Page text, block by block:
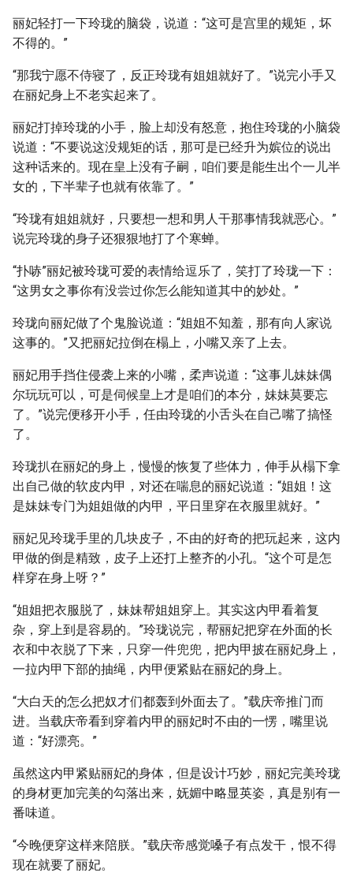
丽妃轻打一下玲珑的脑袋，说道：“这可是宫里的规矩，坏
不得的。”
“那我宁愿不侍寝了，反正玲珑有姐姐就好了。”说完小手又
在丽妃身上不老实起来了。
丽妃打掉玲珑的小手，脸上却没有怒意，抱住玲珑的小脑袋
说道：“不要说这没规矩的话，那可是已经升为嫔位的说出
这种话来的。现在皇上没有子嗣，咱们要是能生出个一儿半
女的，下半辈子也就有依靠了。”
“玲珑有姐姐就好，只要想一想和男人干那事情我就恶心。”
说完玲珑的身子还狠狠地打了个寒蝉。
“扑哧”丽妃被玲珑可爱的表情给逗乐了，笑打了玲珑一下：
“这男女之事你有没尝过你怎么能知道其中的妙处。”
玲珑向丽妃做了个鬼脸说道：“姐姐不知羞，那有向人家说
这事的。”又把丽妃拉倒在榻上，小嘴又亲了上去。
丽妃用手挡住侵袭上来的小嘴，柔声说道：“这事儿妹妹偶
尔玩玩可以，可是伺候皇上才是咱们的本分，妹妹莫要忘
了。”说完便移开小手，任由玲珑的小舌头在自己嘴了搞怪
了。
玲珑扒在丽妃的身上，慢慢的恢复了些体力，伸手从榻下拿
出自己做的软皮内甲，对还在喘息的丽妃说道：“姐姐！这
是妹妹专门为姐姐做的内甲，平日里穿在衣服里就好。”
丽妃见玲珑手里的几块皮子，不由的好奇的把玩起来，这内
甲做的倒是精致，皮子上还打上整齐的小孔。“这个可是怎
样穿在身上呀？”
“姐姐把衣服脱了，妹妹帮姐姐穿上。其实这内甲看着复
杂，穿上到是容易的。”玲珑说完，帮丽妃把穿在外面的长
衣和中衣脱了下来，只穿一件兜兜，把内甲披在丽妃身上，
一拉内甲下部的抽绳，内甲便紧贴在丽妃的身上。
“大白天的怎么把奴才们都轰到外面去了。”载庆帝推门而
进。当载庆帝看到穿着内甲的丽妃时不由的一愣，嘴里说
道：“好漂亮。”
虽然这内甲紧贴丽妃的身体，但是设计巧妙，丽妃完美玲珑
的身材更加完美的勾落出来，妩媚中略显英姿，真是别有一
番味道。
“今晚便穿这样来陪朕。”载庆帝感觉嗓子有点发干，恨不得
现在就要了丽妃。